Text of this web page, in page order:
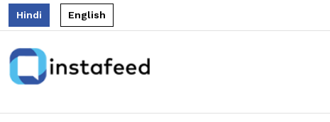
Hindi English